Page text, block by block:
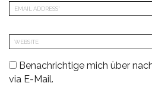
Benachrichtige mich über
via E-Mail.